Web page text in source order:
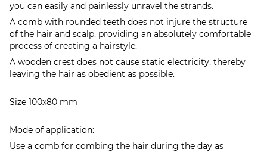
you can easily and painlessly unravel the strands.
A comb with rounded teeth does not injure the structure
of the hair and scalp, providing an absolutely comfortable
process of creating a hairstyle.
A wooden crest does not cause static electricity, thereby
leaving the hair as obedient as possible.
Size 100x80 mm
Mode of application:
Use a comb for combing the hair during the day as